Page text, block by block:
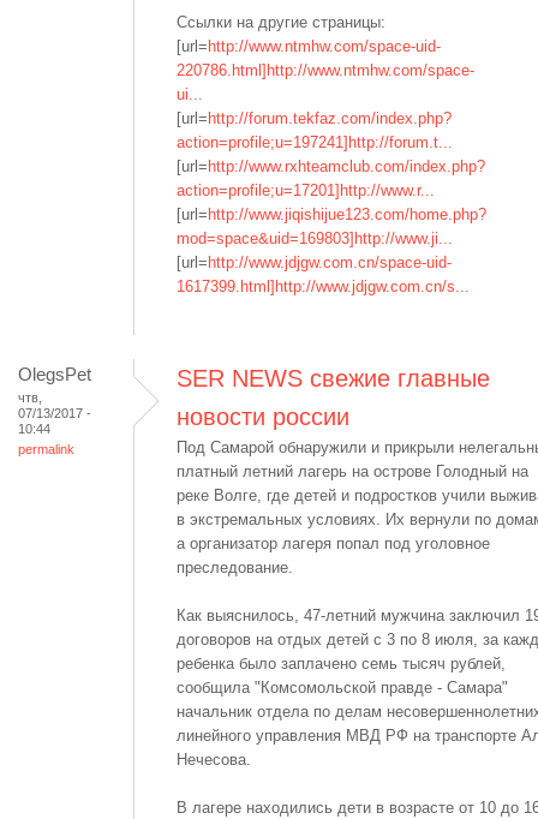
Ссылки на другие страницы:
[url= http://www.ntmhw.com/space-uid-
220786.html]http://www.ntmhw.com/space-
ui...
[url= http://forum.tekfaz.com/index.php?
action=profile;u=197241]http://forum.t...
[url= http://www.rxhteamclub.com/index.php?
action=profile;u=17201]http://www.r...
[url= http://www.jiqishijue123.com/home.php?
mod=space&uid=169803]http://www.ji...
[url= http://www.jdjgw.com.cn/space-uid-
1617399.html]http://www.jdjgw.com.cn/s...
OlegsPet
чтв,
07/13/2017 -
10:44
permalink
SER NEWS свежие главные
новости россии
Под Самарой обнаружили и прикрыли
платный летний лагерь на острове Голодный на
реке Волге, где детей и подростков учили
в экстремальных условиях. Их вернули по
а организатор лагеря попал под уголовное
преследование.
Как выяснилось, 47-летний мужчина заключил
договоров на отдых детей с 3 по 8 июля, за
ребенка было заплачено семь тысяч рублей,
сообщила "Комсомольской правде - Самара"
начальник отдела по делам
линейного управления МВД РФ на транспорте
Нечесова.
В лагере находились дети в возрасте от 10 до